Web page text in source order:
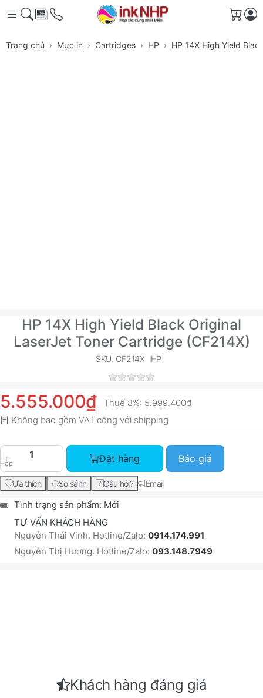
Giỏ
Trang chủ Mực in Cartridges HP HP 14X High Yield
HP 14X High Yield Black Original
LaserJet Toner Cartridge (CF214X)
SKU: CF214X HP
5.555.000₫ Thuế 8%: 5.999.400₫
Không bao gồm VAT cộng với shipping
Hộp
HP 14X High Yield Black Original LaserJet
Đặt hàng Báo giá
Ưa thích So sánh Câu hỏi? Email
Tình trạng sản phẩm: Mới
TƯ VẤN KHÁCH HÀNG
Nguyễn Thái Vinh. Hotline/Zalo: 0914.174.991
Nguyễn Thị Hương. Hotline/Zalo: 093.148.7949
Khách hàng đáng giá